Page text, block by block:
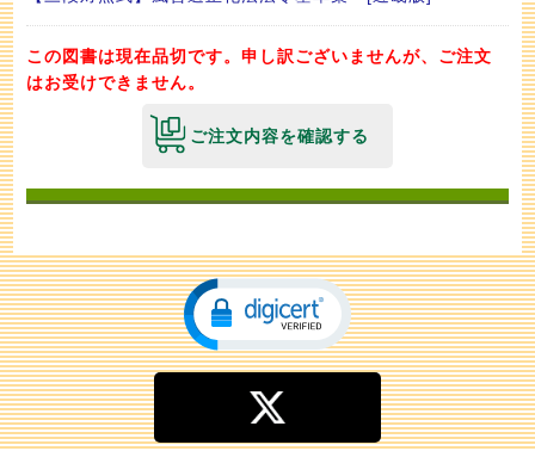
この図書は現在品切です。申し訳ございませんが、ご注文
はお受けできません。
ご注文内容を確認する